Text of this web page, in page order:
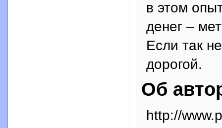
в этом
денег –
Если так
дорогой.
Об
http://